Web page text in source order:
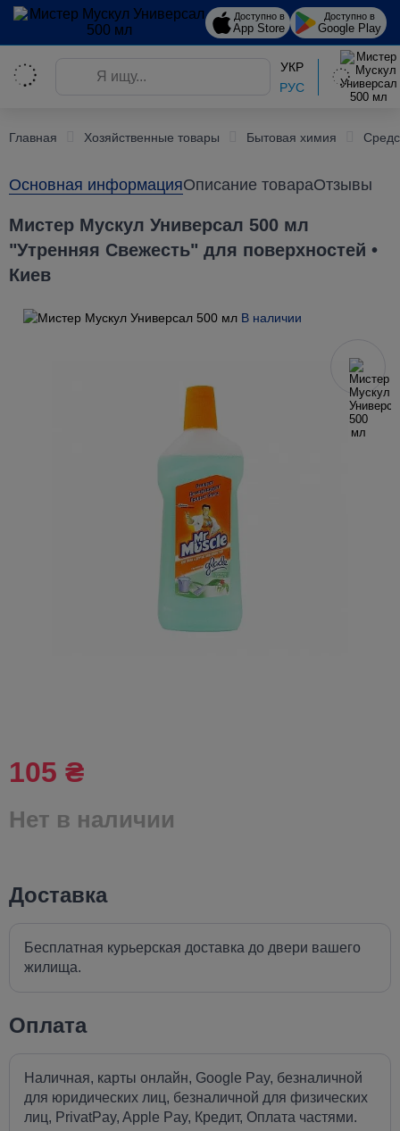
Доступно в
App Store
Доступно в
Google Play
УКР
РУС
Главная Хозяйственные товары Бытовая химия
Основная информацияОписание товараОтзывы
Мистер Мускул Универсал 500 мл
"Утренняя Свежесть" для поверхностей •
Киев
В наличии
105 ₴
Нет в наличии
Доставка
Бесплатная курьерская доставка до двери вашего
жилища.
Оплата
Наличная, карты онлайн, Google Pay, безналичной
для юридических лиц, безналичной для физических
лиц, PrivatPay, Apple Pay, Кредит, Оплата частями.